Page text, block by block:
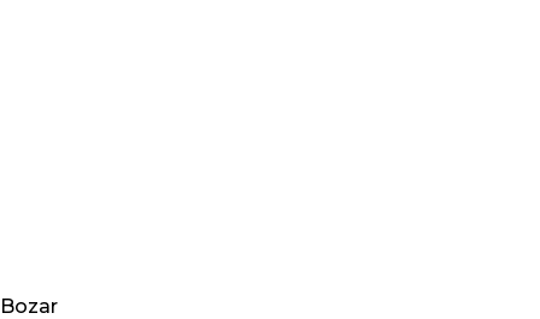
Bozar